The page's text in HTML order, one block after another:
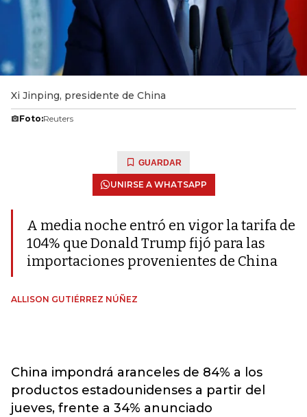
Xi Jinping, presidente de China
Foto:Reuters
GUARDAR
UNIRSE A WHATSAPP
A media noche entró en vigor la tarifa de
104% que Donald Trump fijó para las
importaciones provenientes de China
ALLISON GUTIÉRREZ NÚÑEZ
China impondrá aranceles de 84% a los
productos estadounidenses a partir del
jueves, frente a 34% anunciado